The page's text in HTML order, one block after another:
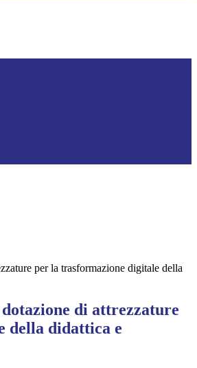
per la trasformazione digitale della
di attrezzature
della didattica e